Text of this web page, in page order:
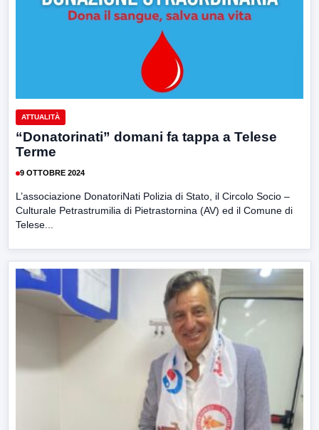
ATTUALITÀ
“Donatorinati” domani fa tappa a Telese
Terme
9 OTTOBRE 2024
L’associazione DonatoriNati Polizia di Stato, il Circolo Socio –
Culturale Petrastrumilia di Pietrastornina (AV) ed il Comune di
Telese...